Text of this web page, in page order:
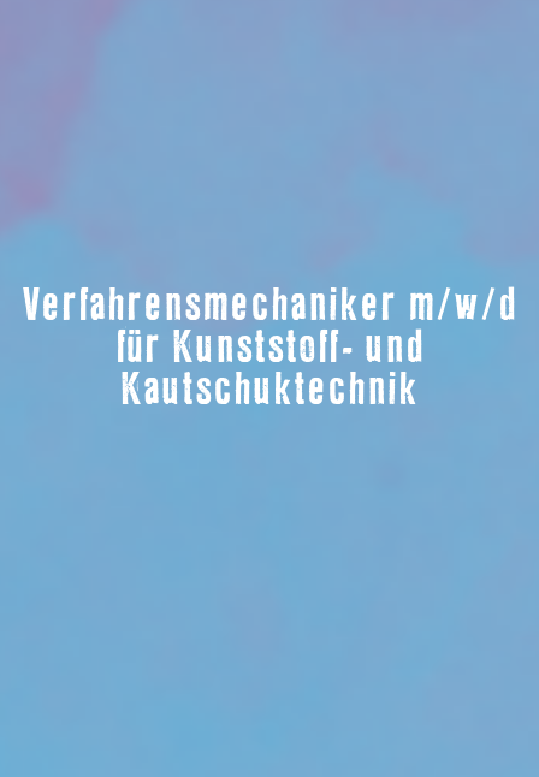
Verfahrensmechaniker m/w/d
für Kunststoff- und
Kautschuktechnik